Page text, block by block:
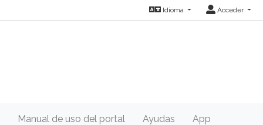
Idioma Acceder
Manual de uso del portal Ayudas App